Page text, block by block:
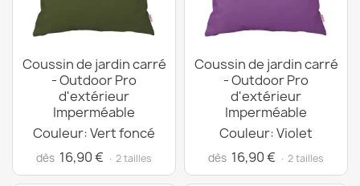
Coussin de jardin carré
- Outdoor Pro
d'extérieur
Imperméable
Couleur: Vert foncé
dès 16,90 € · 2 tailles
Coussin de jardin carré
- Outdoor Pro
d'extérieur
Imperméable
Couleur: Violet
dès 16,90 € · 2 tailles